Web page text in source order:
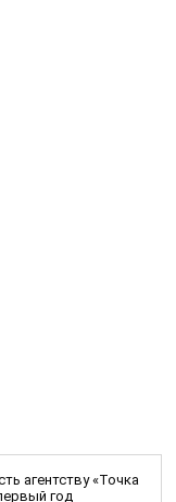
агентству «Точка
год